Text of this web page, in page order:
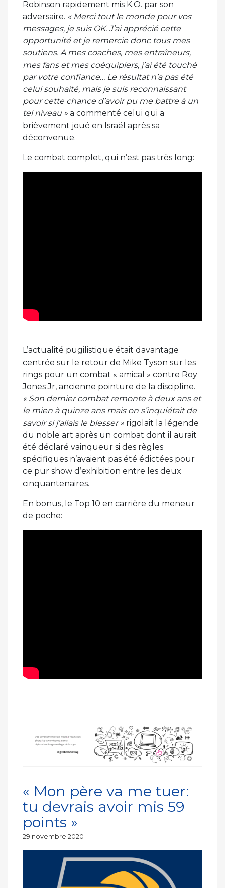
Robinson rapidement mis K.O. par son
adversaire. « Merci tout le monde pour vos
messages, je suis OK. J’ai apprécié cette
opportunité et je remercie donc tous mes
soutiens. A mes coaches, mes entraîneurs,
mes fans et mes coéquipiers, j’ai été touché
par votre confiance… Le résultat n’a pas été
celui souhaité, mais je suis reconnaissant
pour cette chance d’avoir pu me battre à un
tel niveau » a commenté celui qui a
brièvement joué en Israël après sa
déconvenue.
Le combat complet, qui n’est pas très long:
L’actualité pugilistique était davantage
centrée sur le retour de Mike Tyson sur les
rings pour un combat « amical » contre Roy
Jones Jr, ancienne pointure de la discipline.
« Son dernier combat remonte à deux ans et
le mien à quinze ans mais on s’inquiétait de
savoir si j’allais le blesser » rigolait la légende
du noble art après un combat dont il aurait
été déclaré vainqueur si des règles
spécifiques n’avaient pas été édictées pour
ce pur show d’exhibition entre les deux
cinquantenaires.
En bonus, le Top 10 en carrière du meneur
de poche:
« Mon père va me tuer:
tu devrais avoir mis 59
points »
Publié
29 novembre 2020